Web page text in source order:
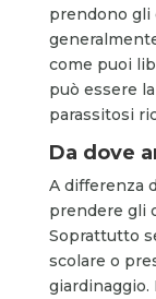
prendono gli
come puoi
può essere
parassitosi
Da dove
A differenza
prendere gli
Soprattutto
scolare o